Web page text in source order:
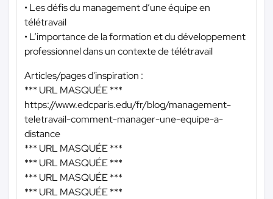
• Les défis du management d’une équipe en
télétravail
• L’importance de la formation et du développement
professionnel dans un contexte de télétravail
Articles/pages d'inspiration :
*** URL MASQUÉE ***
https://www.edcparis.edu/fr/blog/management-
teletravail-comment-manager-une-equipe-a-
distance
*** URL MASQUÉE ***
*** URL MASQUÉE ***
*** URL MASQUÉE ***
*** URL MASQUÉE ***